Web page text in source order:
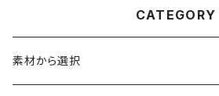
CATEGORY
素材から選択